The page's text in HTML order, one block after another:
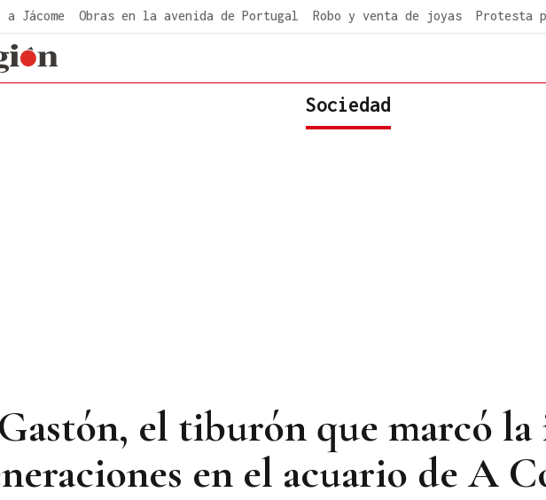
a Jácome Obras en la avenida de Portugal Robo y venta de joyas Protesta
Sociedad
el tiburón que marcó la
en el acuario de A